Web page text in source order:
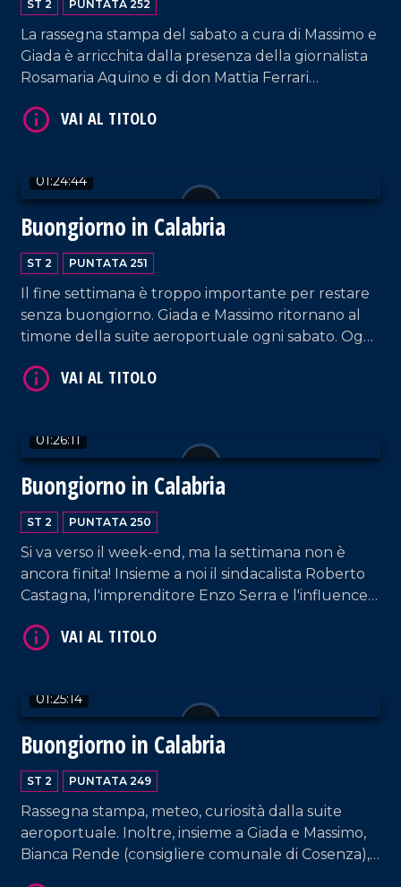
ST 2 PUNTATA 252
La rassegna stampa del sabato a cura di Massimo e
Giada è arricchita dalla presenza della giornalista
Rosamaria Aquino e di don Mattia Ferrari
Humans"). Intervengono, inoltre, la content
01:24:44
Buongiorno in Calabria
ST 2 PUNTATA 251
Il fine settimana è troppo importante per restare
senza buongiorno. Giada e Massimo ritornano al
timone della suite aeroportuale ogni sabato. Oggi
del sindaco di Reggio Calabria Mimmo Battaglia e
01:26:11
Buongiorno in Calabria
ST 2 PUNTATA 250
Si va verso il week-end, ma la settimana non è
ancora finita! Insieme a noi il sindacalista Roberto
Castagna, l'imprenditore Enzo Serra e l'influencer
01:25:14
Buongiorno in Calabria
ST 2 PUNTATA 249
Rassegna stampa, meteo, curiosità dalla suite
aeroportuale. Inoltre, insieme a Giada e Massimo,
Bianca Rende (consigliere comunale di Cosenza),
VAI AL TITOLO
VAI AL TITOLO